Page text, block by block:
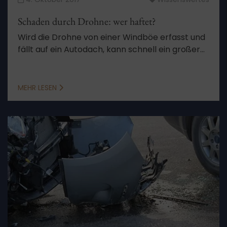
Schaden durch Drohne: wer haftet?
Wird die Drohne von einer Windböe erfasst und
fällt auf ein Autodach, kann schnell ein großer
MEHR LESEN